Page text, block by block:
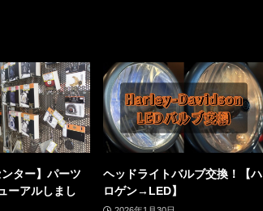
ンター】パーツ
ーアルしまし
ヘッドライトバルブ交換！【ハ
ロゲン→LED】